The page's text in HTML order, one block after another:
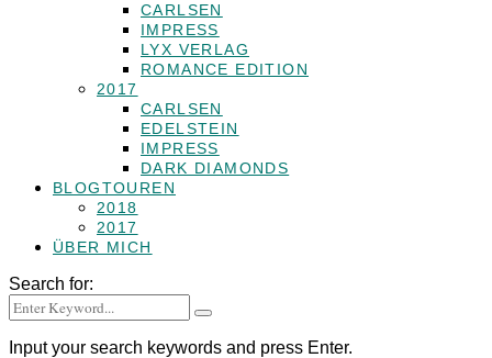
CARLSEN
IMPRESS
LYX VERLAG
ROMANCE EDITION
2017
CARLSEN
EDELSTEIN
IMPRESS
DARK DIAMONDS
BLOGTOUREN
2018
2017
ÜBER MICH
Search for:
Input your search keywords and press Enter.